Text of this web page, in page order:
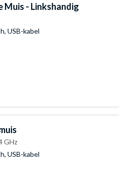
Muis - Linkshandig
USB-kabel
GHz
USB-kabel